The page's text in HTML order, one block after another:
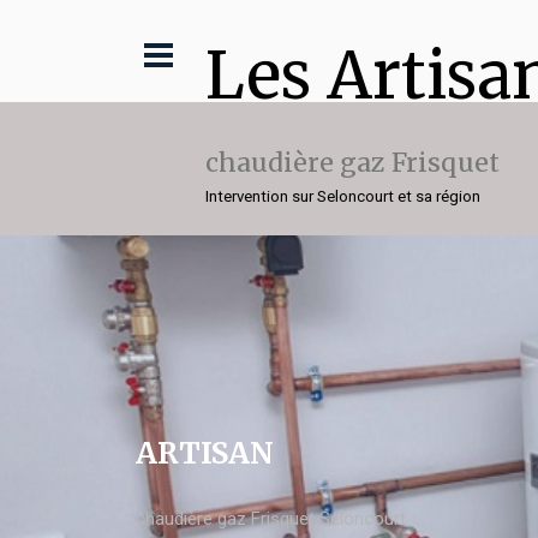
Les
chaudière gaz Frisquet
Intervention sur Seloncourt et sa région
ARTISAN
chaudière gaz Frisquet Seloncourt